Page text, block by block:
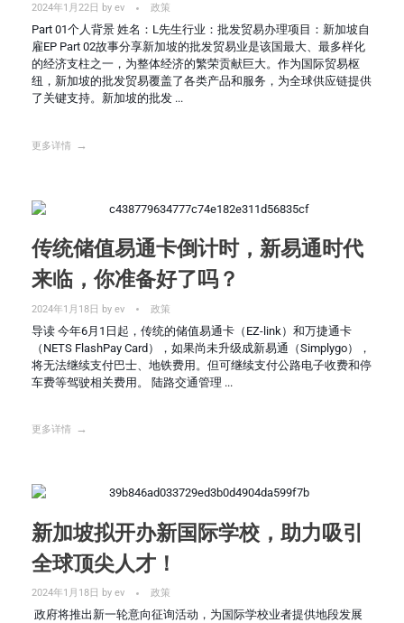
2024年1月22日 by ev 政策
Part 01个人背景 姓名：L先生行业：批发贸易办理项目：新加坡自
雇EP Part 02故事分享新加坡的批发贸易业是该国最大、最多样化
的经济支柱之一，为整体经济的繁荣贡献巨大。作为国际贸易枢
纽，新加坡的批发贸易覆盖了各类产品和服务，为全球供应链提供
了关键支持。新加坡的批发 ...
更多详情
传统储值易通卡倒计时，新易通时代
来临，你准备好了吗？
2024年1月18日 by ev 政策
导读 今年6月1日起，传统的储值易通卡（EZ-link）和万捷通卡
（NETS FlashPay Card），如果尚未升级成新易通（Simplygo），
将无法继续支付巴士、地铁费用。但可继续支付公路电子收费和停
车费等驾驶相关费用。 陆路交通管理 ...
更多详情
新加坡拟开办新国际学校，助力吸引
全球顶尖人才！
2024年1月18日 by ev 政策
政府将推出新一轮意向征询活动，为国际学校业者提供地段发展